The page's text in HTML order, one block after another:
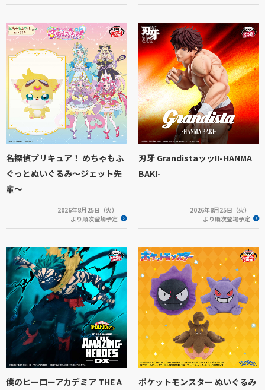
名探偵プリキュア！ めちゃもふ
ぐっとぬいぐるみ～ジェット先
輩～
2026年8月25日（火）
より順次登場予定
刃牙 Grandistaッッ!!-HANMA
BAKI-
2026年8月25日（火）
より順次登場予定
僕のヒーローアカデミア THE A
ポケットモンスター ぬいぐるみ